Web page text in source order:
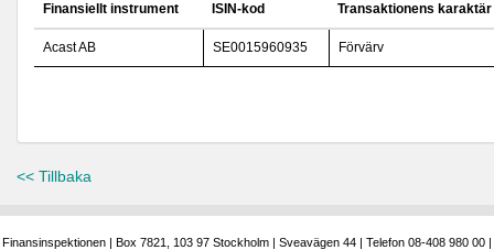
Finansiellt instrument ISIN-kod Transaktionens karaktär
Acast AB SE0015960935 Förvärv
<< Tillbaka
Finansinspektionen | Box 7821, 103 97 Stockholm | Sveavägen 44 | Telefon 08-408 980 00 |